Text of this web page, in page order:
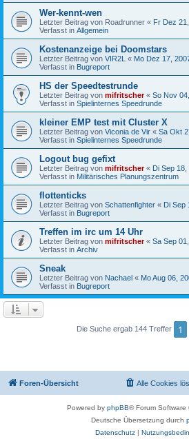
Wer-kennt-wen
Letzter Beitrag von Roadrunner « Fr Dez
Verfasst in Allgemein
Kostenanzeige bei Doomstars
Letzter Beitrag von VIR2L « Mo Dez 17,
Verfasst in Bugreport
HS der Speedtestrunde
Letzter Beitrag von mifritscher« So Nov
Verfasst in Spielinternes Speedrunde
kleiner EMP test mit Cluster X
Letzter Beitrag von Viconia de Vir « Sa Okt
Verfasst in Spielinternes Speedrunde
Logout bug gefixt
Letzter Beitrag von mifritscher« Di Sep
Verfasst in Militärisches Planungszentrum
flottenticks
Letzter Beitrag von Schattenfighter « Di Sep
Verfasst in Bugreport
Treffen im irc um 14 Uhr
Letzter Beitrag von mifritscher« Sa Sep
Verfasst in Archiv
Sneak
Letzter Beitrag von Nachael « Mo Aug 06,
Verfasst in Bugreport
Die Suche ergab 144 Treffer 1
Foren-Übersicht Alle Cookies
Powered by phpBB® Forum Software
Deutsche Übersetzung durch
Datenschutz|